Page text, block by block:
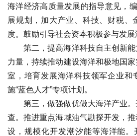
海洋经济高质量发展的指导意见，
展规划，加大产业、科技、财税、
度。鼓励引导社会资本积极参与发展
第二，提高海洋科技自主创新
力量，持续推动建设海洋和极地国
室，培育发展海洋科技领军企业和
施“蓝色人才”专项计划。
第三，做强做优做大海洋产业
查。推进重点海域油气勘探开发，
设，规模化开发潮汐能等海洋能。